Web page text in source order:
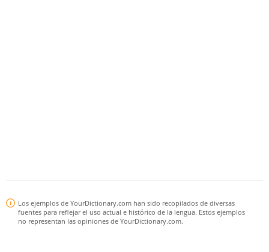
Los ejemplos de YourDictionary.com han sido recopilados de diversas
fuentes para reflejar el uso actual e histórico de la lengua. Estos ejemplos
no representan las opiniones de YourDictionary.com.